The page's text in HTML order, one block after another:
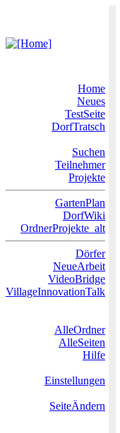
Home
Neues
TestSeite
DorfTratsch
Suchen
Teilnehmer
Projekte
GartenPlan
DorfWiki
OrdnerProjekte_alt
Dörfer
NeueArbeit
VideoBridge
VillageInnovationTalk
AlleOrdner
AlleSeiten
Hilfe
Einstellungen
SeiteÄndern